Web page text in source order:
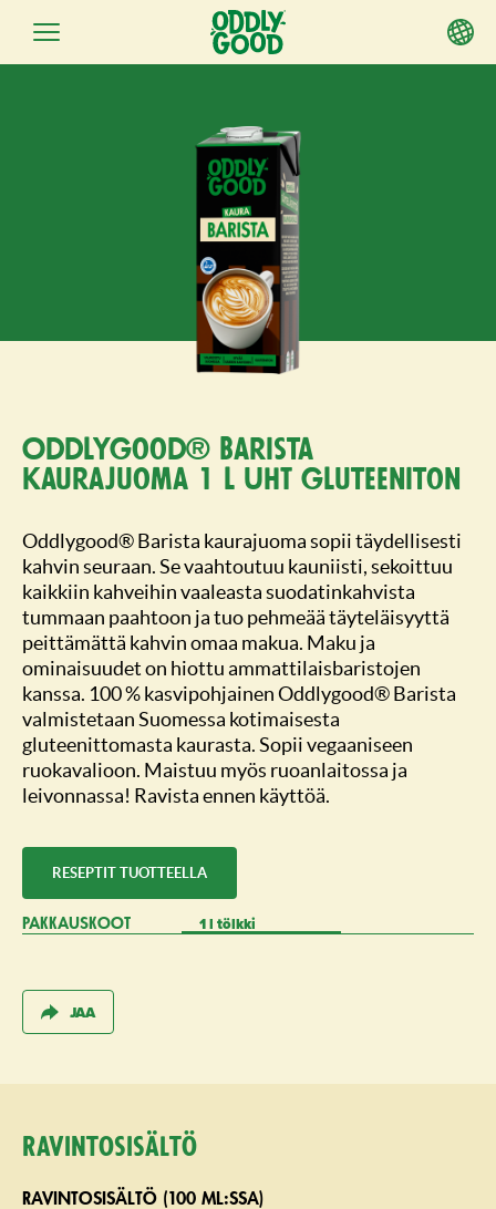
Oddlygood® Barista
kaurajuoma 1 l UHT gluteeniton
Oddlygood® Barista kaurajuoma sopii täydellisesti
kahvin seuraan. Se vaahtoutuu kauniisti, sekoittuu
kaikkiin kahveihin vaaleasta suodatinkahvista
tummaan paahtoon ja tuo pehmeää täyteläisyyttä
peittämättä kahvin omaa makua. Maku ja
ominaisuudet on hiottu ammattilaisbaristojen
kanssa. 100 % kasvipohjainen Oddlygood® Barista
valmistetaan Suomessa kotimaisesta
gluteenittomasta kaurasta. Sopii vegaaniseen
ruokavalioon. Maistuu myös ruoanlaitossa ja
leivonnassa! Ravista ennen käyttöä.
RESEPTIT TUOTTEELLA
PAKKAUSKOOT 1 l tölkki
JAA
Ravintosisältö
RAVINTOSISÄLTÖ (100 ML:SSA)